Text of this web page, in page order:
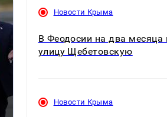
Новости Крыма
В Феодосии на два месяца
улицу Щебетовскую
Новости Крыма